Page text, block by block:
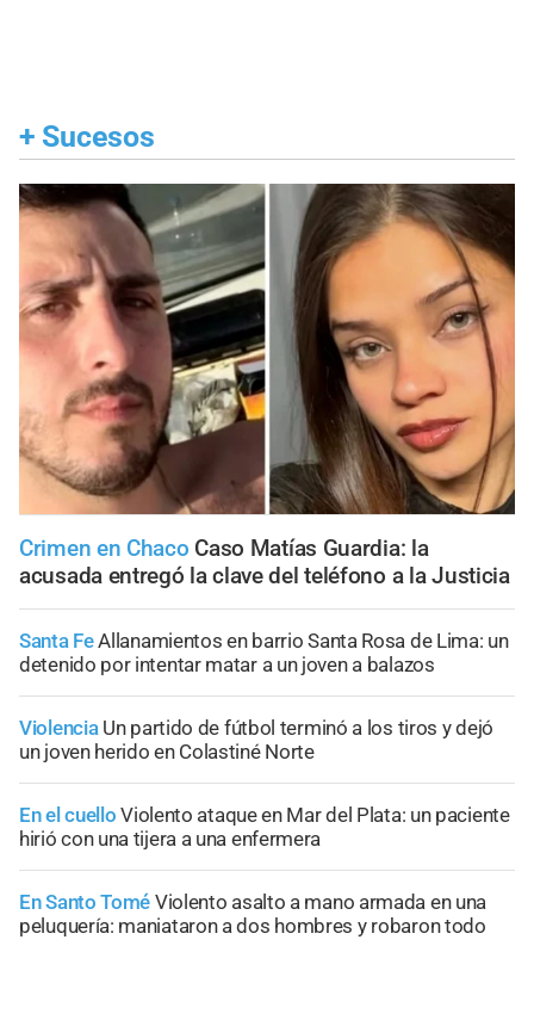
+ Sucesos
Crimen en Chaco Caso Matías Guardia: la
acusada entregó la clave del teléfono a la Justicia
Santa FeAllanamientos en barrio Santa Rosa de Lima: un
detenido por intentar matar a un joven a balazos
Violencia Un partido de fútbol terminó a los tiros y dejó
un joven herido en Colastiné Norte
En el cuello Violento ataque en Mar del Plata: un paciente
hirió con una tijera a una enfermera
En Santo Tomé Violento asalto a mano armada en una
peluquería: maniataron a dos hombres y robaron todo